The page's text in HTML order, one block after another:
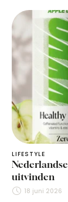
LIFESTYLE
uitvinden
18 juni 2026